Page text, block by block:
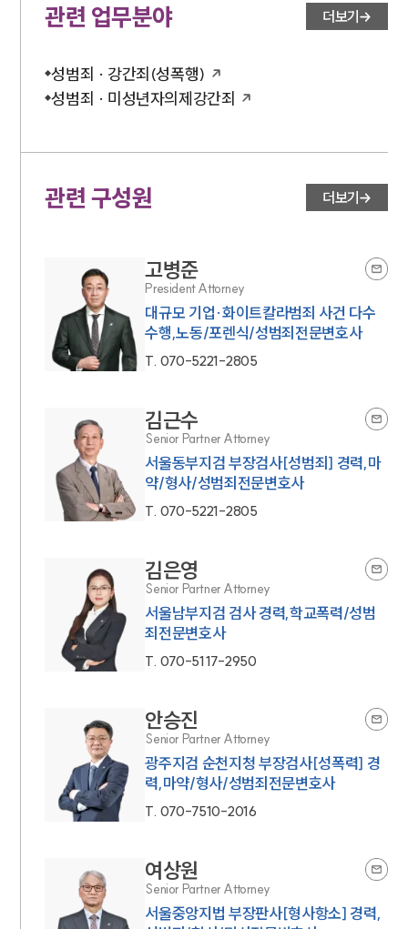
관련 업무분야 더보기
성범죄 · 강간죄(성폭행)
성범죄 · 미성년자의제강간죄
관련 구성원 더보기
고병준
President Attorney
대규모 기업·화이트칼라범죄 사건 다수
수행,노동/포렌식/성범죄전문변호사
T. 070-5221-2805
김근수
Senior Partner Attorney
서울동부지검 부장검사[성범죄] 경력,마
약/형사/성범죄전문변호사
T. 070-5221-2805
김은영
Senior Partner Attorney
서울남부지검 검사 경력,학교폭력/성범
죄전문변호사
T. 070-5117-2950
안승진
Senior Partner Attorney
광주지검 순천지청 부장검사[성폭력] 경
력,마약/형사/성범죄전문변호사
T. 070-7510-2016
여상원
Senior Partner Attorney
서울중앙지법 부장판사[형사항소] 경력,